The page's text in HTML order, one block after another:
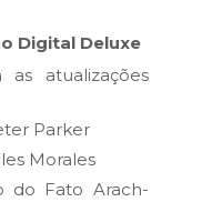
Digital Deluxe
atualizações
Parker
Morales
do Fato Arach-